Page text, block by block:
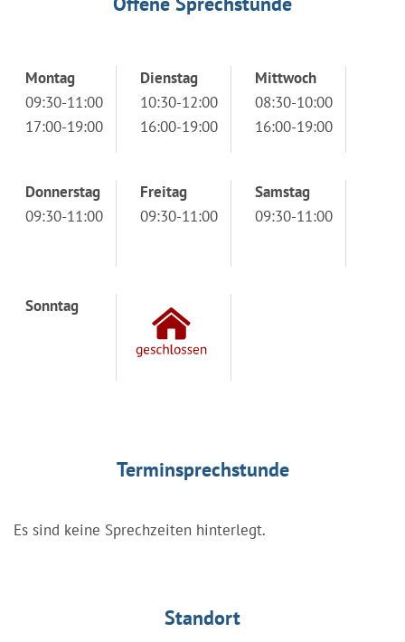
Montag
09:30-11:00
17:00-19:00
Dienstag
10:30-12:00
16:00-19:00
Mittwoch
08:30-10:00
16:00-19:00
Donnerstag
09:30-11:00
Freitag
09:30-11:00
Samstag
09:30-11:00
Sonntag
Terminsprechstunde
Es sind keine Sprechzeiten hinterlegt.
Standort